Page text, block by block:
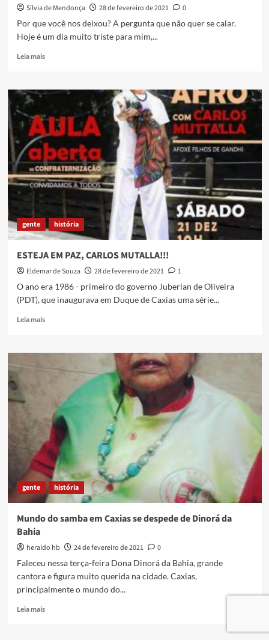
Sílvia de Mendonça 28 de fevereiro de 2021
0
Por que você nos deixou? A pergunta que não quer se calar.
Hoje é um dia muito triste para mim,...
Leia maisRead
Carlos
Por
que
você
nos
deixou?
gente história
ESTEJA EM PAZ, CARLOS MUTALLA!!!
Eldemar de Souza 28 de fevereiro de 2021
1
O ano era 1986 - primeiro do governo Juberlan de Oliveira
(PDT), que inaugurava em Duque de Caxias uma série...
Leia maisRead
ESTEJA
MUTALLA!!!
gente história
Mundo do samba em Caxias se despede de Dinorá da
Bahia
heraldo hb 24 de fevereiro de 2021
0
Faleceu nessa terça-feira Dona Dinorá da Bahia, grande
cantora e figura muito querida na cidade. Caxias,
principalmente o mundo do...
Leia maisRead